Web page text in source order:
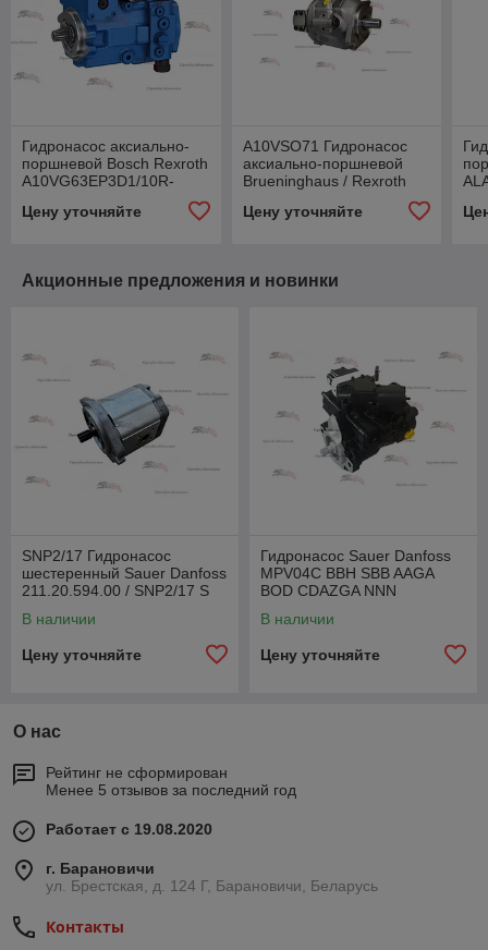
Гидронасос аксиально-
поршневой Bosch Rexroth
A10VG63EP3D1/10R-
R902241813 )
Цену уточняйте
A10VSO71 Гидронасос
аксиально-поршневой
Brueninghaus / Rexroth
PPA12N00 (R910948790)
Цену уточняйте
Акционные предложения и новинки
SNP2/17 Гидронасос
шестеренный Sauer Danfoss
211.20.594.00 / SNP2/17 S
В наличии
Цену уточняйте
Гидронасос Sauer Danfoss
MPV04C BBH SBB AAGA
BOD CDAZGA NNN
В наличии
Цену уточняйте
О нас
Рейтинг не сформирован
Менее 5 отзывов за последний год
Работает с 19.08.2020
г. Барановичи
ул. Брестская, д. 124 Г, Барановичи, Беларусь
Контакты